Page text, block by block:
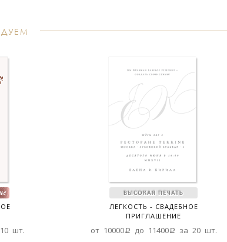
шт.
ЛЕГКОСТЬ - СВАДЕБНОЕ
ПРИГЛАШЕНИЕ
от 10000a до 11400a за 20 шт.